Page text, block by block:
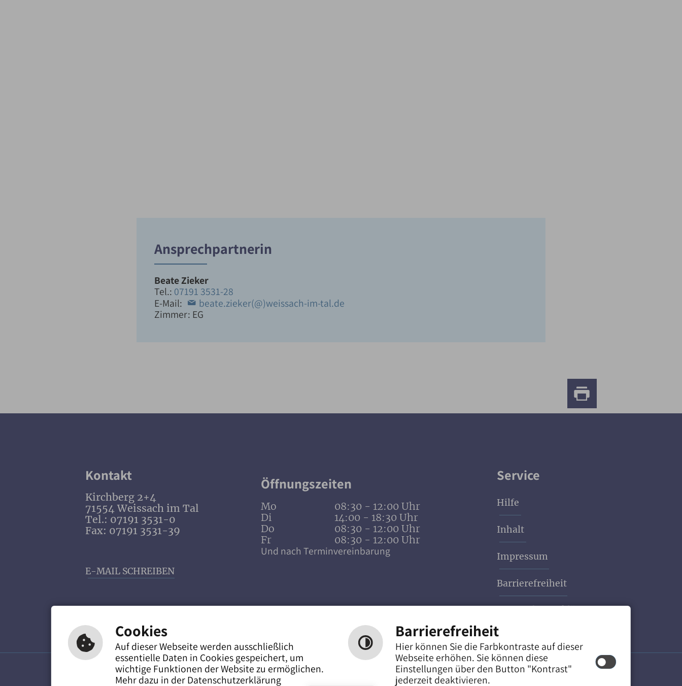
Ansprechpartnerin
Beate Zieker
Tel.: 07191 3531-28
E-Mail:
beate.zieker(@)weissach-im-tal.de
Zimmer: EG
Kontakt
Kirchberg 2+4
71554 Weissach im Tal
Tel.: 07191 3531-0
Fax: 07191 3531-39
E-MAIL SCHREIBEN
Öffnungszeiten
Mo
08:30 - 12:00 Uhr
Di
14:00 - 18:30 Uhr
Do
08:30 - 12:00 Uhr
Fr
08:30 - 12:00 Uhr
Und nach Terminvereinbarung
Service
Hilfe
Inhalt
Impressum
Barrierefreiheit
Leichte Sprache Barrierefreie Ansicht
Cookies
Auf dieser Webseite werden ausschließlich
essentielle Daten in Cookies gespeichert, um
wichtige Funktionen der Website zu ermöglichen.
Mehr dazu in der Datenschutzerklärung
Barrierefreiheit
Hier können Sie die Farbkontraste auf dieser
Webseite erhöhen. Sie können diese
Einstellungen über den Button "Kontrast"
jederzeit deaktivieren.